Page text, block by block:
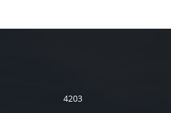
4203